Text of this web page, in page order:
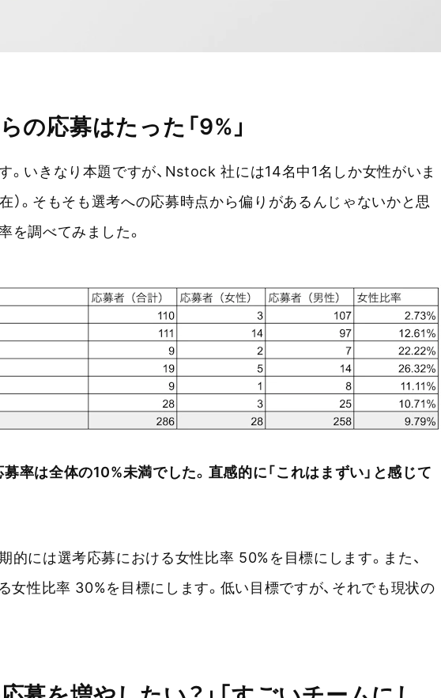
の応募はたった「9%」
。いきなり本題ですが、Nstock 社には14名中1名しか女性がいま
）。そもそも選考への応募時点から偏りがあるんじゃないかと思
を調べてみました。
率は全体の10%未満でした。直感的に「これはまずい」と感じて
的には選考応募における女性比率 50%を目標にします。また、
女性比率 30%を目標にします。低い目標ですが、それでも現状の